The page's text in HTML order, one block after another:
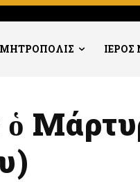
ΜΗΤΡΟΠΟΛΙΣ ΙΕΡΟΣ
ὁ